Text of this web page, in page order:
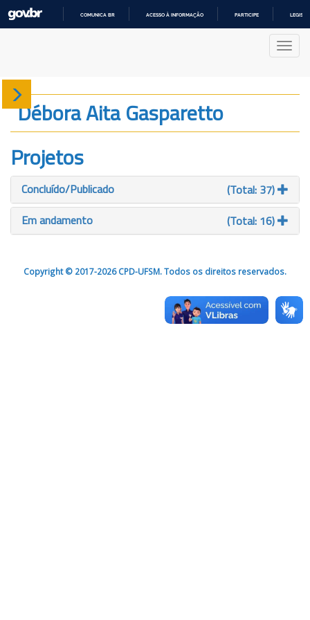
COMUNICA BR ACESSO À INFORMAÇÃO PARTICIPE
Sobre
Produção
Projetos
Gráficos
Débora Aita Gasparetto
Projetos
Concluído/Publicado
(Total: 37)
Em andamento
(Total: 16)
Copyright © 2017-2026 CPD-UFSM. Todos os direitos reservados.